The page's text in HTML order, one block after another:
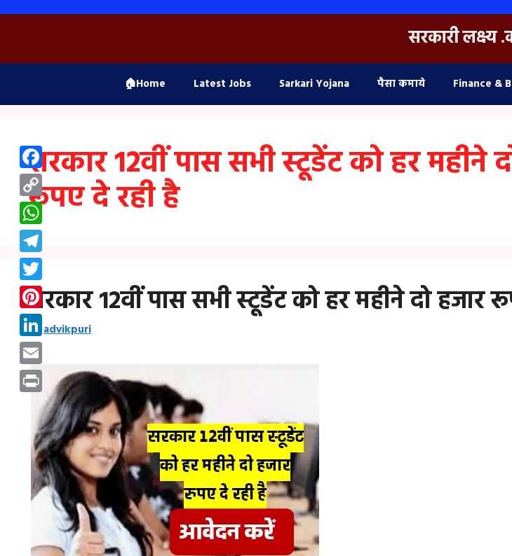
Skip
सरकारी लक्ष्य
🏠Home Latest Jobs Sarkari Yojana पैसा कमाये Finance &
सरकार 12वीं पास सभी स्टूडेंट को हर महीने
रूपए दे रही है
सरकार 12वीं पास सभी स्टूडेंट को हर महीने दो हजार
by advikpuri
Facebook
Copy
Link
WhatsApp
Telegram
Twitter
Pinterest
LinkedIn
Email
Print